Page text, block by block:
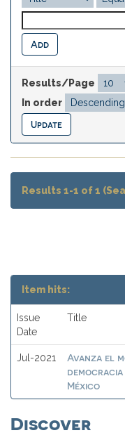
Results/Page
In order
Results 1-1 of 1
Item hits:
Issue
Date
Title
Jul-2021
Avanza el
México
Discover